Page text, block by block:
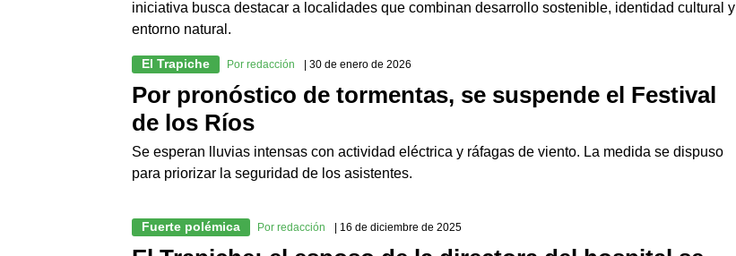
iniciativa busca destacar a localidades que combinan desarrollo sostenible, identidad cultural y
entorno natural.
El Trapiche Por redacción | 30 de enero de 2026
Por pronóstico de tormentas, se suspende el Festival
de los Ríos
Se esperan lluvias intensas con actividad eléctrica y ráfagas de viento. La medida se dispuso
para priorizar la seguridad de los asistentes.
Fuerte polémica Por redacción | 16 de diciembre de 2025